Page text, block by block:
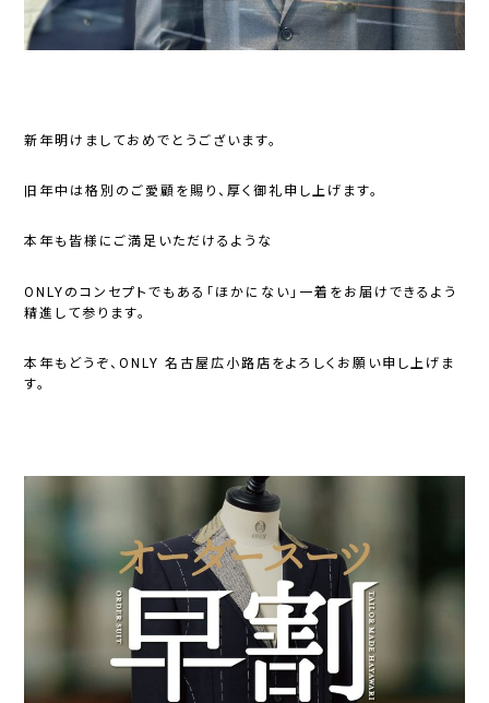
新年明けましておめでとうございます。
旧年中は格別のご愛顧を賜り、厚く御礼申し上げます。
本年も皆様にご満足いただけるような
ONLYのコンセプトでもある「ほかにない」一着をお届けできるよう
精進して参ります。
本年もどうぞ、ONLY 名古屋広小路店をよろしくお願い申し上げま
す。